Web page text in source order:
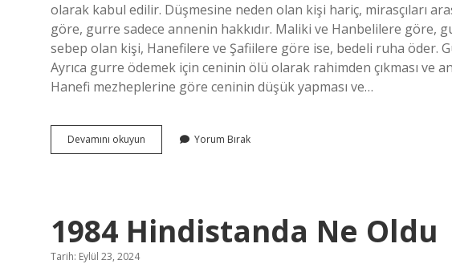
olarak kabul edilir. Düşmesine neden olan kişi hariç, mirasçıları
göre, gurre sadece annenin hakkıdır. Maliki ve Hanbelilere göre,
sebep olan kişi, Hanefilere ve Şafiilere göre ise, bedeli ruha öder.
Ayrıca gurre ödemek için ceninin ölü olarak rahimden çıkması ve
Hanefi mezheplerine göre ceninin düşük yapması ve…
Devamını okuyun
Diyeti
Yorum Bırak
1984 Hindistanda Ne Oldu
Tarih: Eylül 23, 2024